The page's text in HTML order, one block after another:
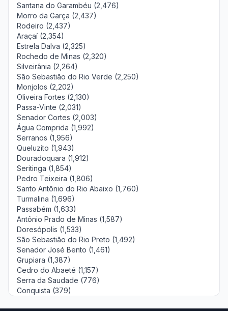
Santana do Garambéu (2,476)
Morro da Garça (2,437)
Rodeiro (2,437)
Araçaí (2,354)
Estrela Dalva (2,325)
Rochedo de Minas (2,320)
Silveirânia (2,264)
São Sebastião do Rio Verde (2,250)
Monjolos (2,202)
Oliveira Fortes (2,130)
Passa-Vinte (2,031)
Senador Cortes (2,003)
Água Comprida (1,992)
Serranos (1,956)
Queluzito (1,943)
Douradoquara (1,912)
Seritinga (1,854)
Pedro Teixeira (1,806)
Santo Antônio do Rio Abaixo (1,760)
Turmalina (1,696)
Passabém (1,633)
Antônio Prado de Minas (1,587)
Doresópolis (1,533)
São Sebastião do Rio Preto (1,492)
Senador José Bento (1,461)
Grupiara (1,387)
Cedro do Abaeté (1,157)
Serra da Saudade (776)
Conquista (379)